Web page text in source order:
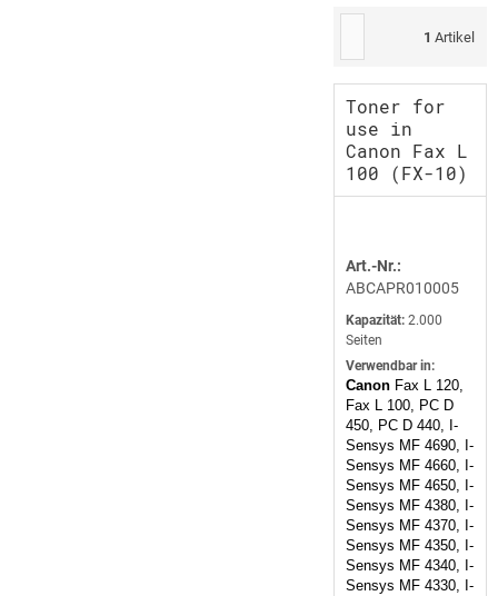
1 Artikel
Toner for
use in
Canon Fax L
100 (FX-10)
Art.-Nr.:
ABCAPR010005
Kapazität: 2.000
Seiten
Verwendbar in:
Canon Fax L 120,
Fax L 100, PC D
450, PC D 440, I-
Sensys MF 4690, I-
Sensys MF 4660, I-
Sensys MF 4650, I-
Sensys MF 4380, I-
Sensys MF 4370, I-
Sensys MF 4350, I-
Sensys MF 4340, I-
Sensys MF 4330, I-